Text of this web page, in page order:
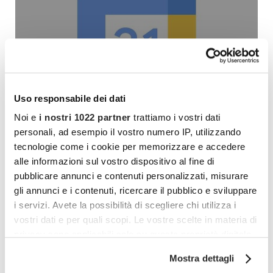
Uso responsabile dei dati
Noi e i nostri 1022 partner trattiamo i vostri dati
personali, ad esempio il vostro numero IP, utilizzando
tecnologie come i cookie per memorizzare e accedere
alle informazioni sul vostro dispositivo al fine di
pubblicare annunci e contenuti personalizzati, misurare
gli annunci e i contenuti, ricercare il pubblico e sviluppare
i servizi. Avete la possibilità di scegliere chi utilizza i
vostri dati e per quali scopi. Le vostre scelte in materia di
modificare o revocare il proprio consenso in qualsiasi
Mostra dettagli
Come impostare i
promemoria con
Google Calendar
google
Come impostare e gestire i promemoria per non
scordarsi più nulla con Google Calendar
LEGGI L'ARTICOLO